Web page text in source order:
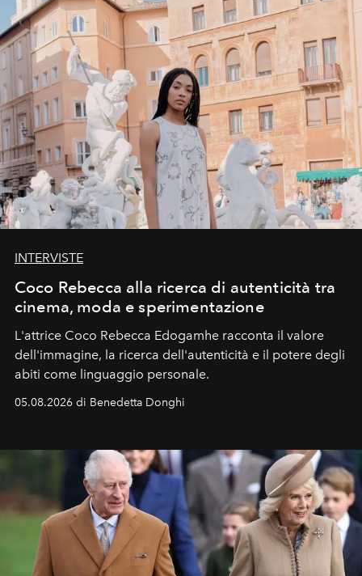
INTERVISTE
Coco Rebecca alla ricerca di autenticità tra
cinema, moda e sperimentazione
L'attrice Coco Rebecca Edogamhe racconta il valore
dell'immagine, la ricerca dell'autenticità e il potere degli
abiti come linguaggio personale.
05.08.2026 di Benedetta Donghi